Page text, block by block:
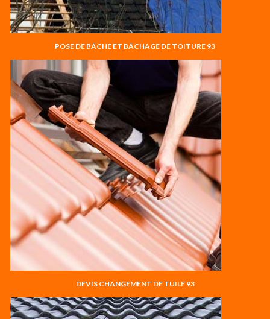
POSE DE BÂCHE ET BÂCHAGE DE TOITURE 93
DEVIS CHANGEMENT DE TUILE 93